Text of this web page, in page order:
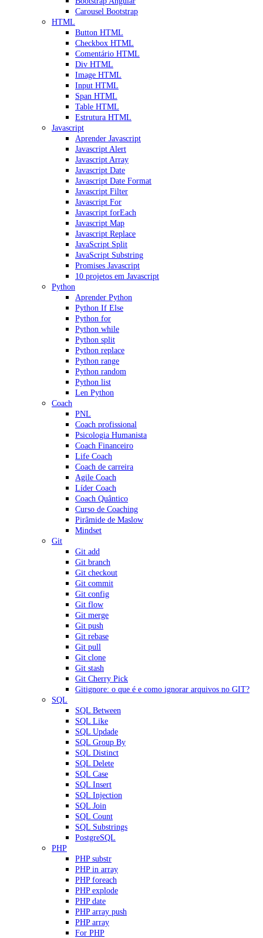
Carousel Bootstrap
HTML
Button HTML
Checkbox HTML
Comentário HTML
Div HTML
Image HTML
Input HTML
Span HTML
Table HTML
Estrutura HTML
Javascript
Aprender Javascript
Javascript Alert
Javascript Array
Javascript Date
Javascript Date Format
Javascript Filter
Javascript For
Javascript forEach
Javascript Map
Javascript Replace
JavaScript Split
JavaScript Substring
Promises Javascript
10 projetos em Javascript
Python
Aprender Python
Python If Else
Python for
Python while
Python split
Python replace
Python range
Python random
Python list
Len Python
Coach
PNL
Coach profissional
Psicologia Humanista
Coach Financeiro
Life Coach
Coach de carreira
Agile Coach
Líder Coach
Coach Quântico
Curso de Coaching
Pirâmide de Maslow
Mindset
Git
Git add
Git branch
Git checkout
Git commit
Git config
Git flow
Git merge
Git push
Git rebase
Git pull
Git clone
Git stash
Git Cherry Pick
Gitignore: o que é e como ignorar arquivos no GIT?
SQL
SQL Between
SQL Like
SQL Updade
SQL Group By
SQL Distinct
SQL Delete
SQL Case
SQL Insert
SQL Injection
SQL Join
SQL Count
SQL Substrings
PostgreSQL
PHP
PHP substr
PHP in array
PHP foreach
PHP explode
PHP date
PHP array push
PHP array
For PHP